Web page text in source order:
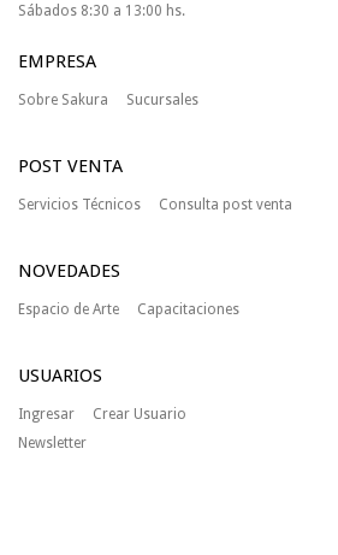
Sábados 8:30 a 13:00 hs.
EMPRESA
Sobre Sakura Sucursales
POST VENTA
Servicios Técnicos Consulta post venta
NOVEDADES
Espacio de Arte Capacitaciones
USUARIOS
Ingresar
Crear Usuario
Newsletter